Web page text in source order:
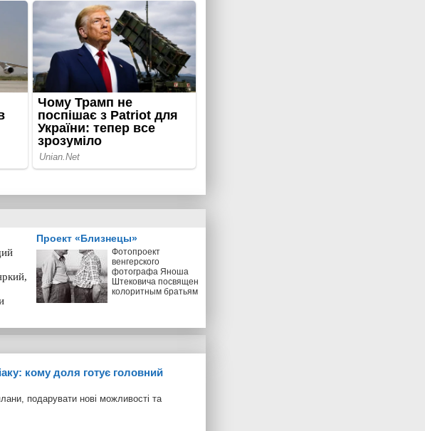
Проект «Близнецы»
Фотопроект
венгерского
фотографа Яноша
Штековича посвящен
колоритным братьям
кому доля готує головний
подарувати нові можливості та